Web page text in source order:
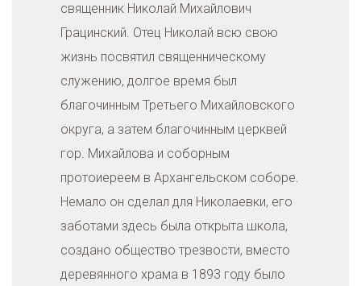
священник Николай Михайлович
Грацинский. Отец Николай всю свою
жизнь посвятил священническому
служению, долгое время был
благочинным Третьего Михайловского
округа, а затем благочинным церквей
гор. Михайлова и соборным
протоиереем в Архангельском соборе.
Немало он сделал для Николаевки, его
заботами здесь была открыта школа,
создано общество трезвости, вместо
деревянного храма в 1893 году было